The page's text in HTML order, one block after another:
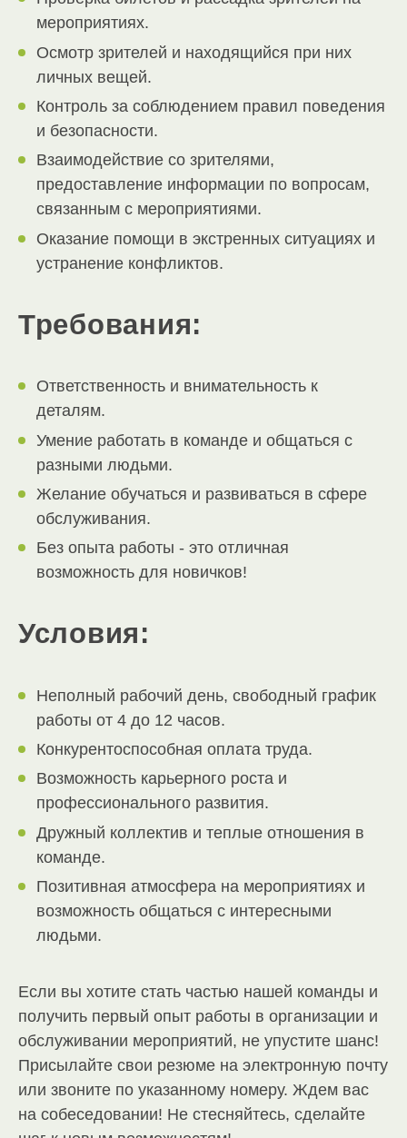
мероприятиях.
Осмотр зрителей и находящийся при них
личных вещей.
Контроль за соблюдением правил поведения
и безопасности.
Взаимодействие со зрителями,
предоставление информации по вопросам,
связанным с мероприятиями.
Оказание помощи в экстренных ситуациях и
устранение конфликтов.
Требования:
Ответственность и внимательность к
деталям.
Умение работать в команде и общаться с
разными людьми.
Желание обучаться и развиваться в сфере
обслуживания.
Без опыта работы - это отличная
возможность для новичков!
Условия:
Неполный рабочий день, свободный график
работы от 4 до 12 часов.
Конкурентоспособная оплата труда.
Возможность карьерного роста и
профессионального развития.
Дружный коллектив и теплые отношения в
команде.
Позитивная атмосфера на мероприятиях и
возможность общаться с интересными
людьми.
Если вы хотите стать частью нашей команды и
получить первый опыт работы в организации и
обслуживании мероприятий, не упустите шанс!
Присылайте свои резюме на электронную почту
или звоните по указанному номеру. Ждем вас
на собеседовании! Не стесняйтесь, сделайте